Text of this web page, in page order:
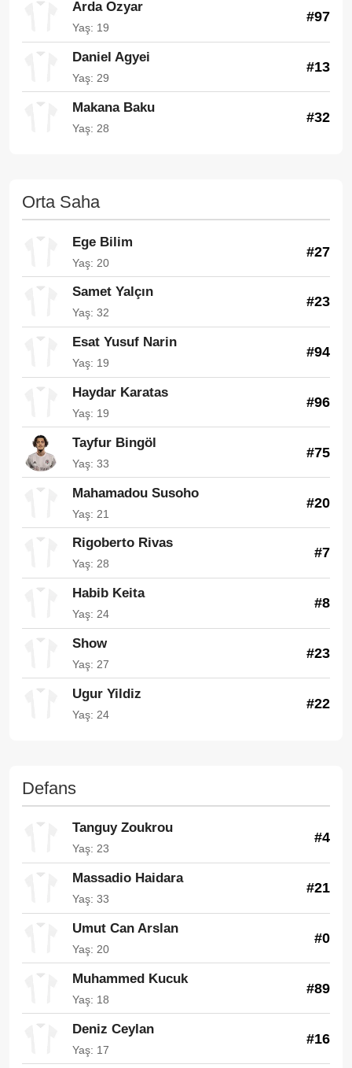
Arda Ozyar
Yaş: 19
#97
Daniel Agyei
Yaş: 29
#13
Makana Baku
Yaş: 28
#32
Orta Saha
Ege Bilim
Yaş: 20
#27
Samet Yalçın
Yaş: 32
#23
Esat Yusuf Narin
Yaş: 19
#94
Haydar Karatas
Yaş: 19
#96
Tayfur Bingöl
Yaş: 33
#75
Mahamadou Susoho
Yaş: 21
#20
Rigoberto Rivas
Yaş: 28
#7
Habib Keita
Yaş: 24
#8
Show
Yaş: 27
#23
Ugur Yildiz
Yaş: 24
#22
Defans
Tanguy Zoukrou
Yaş: 23
#4
Massadio Haidara
Yaş: 33
#21
Umut Can Arslan
Yaş: 20
#0
Muhammed Kucuk
Yaş: 18
#89
Deniz Ceylan
Yaş: 17
#16